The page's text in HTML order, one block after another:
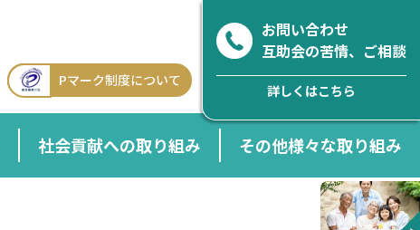
Pマーク制度について
社会貢献への取り組み その他様々な取り組み
お問い合わせ
互助会の苦情、ご相談
詳しくはこちら